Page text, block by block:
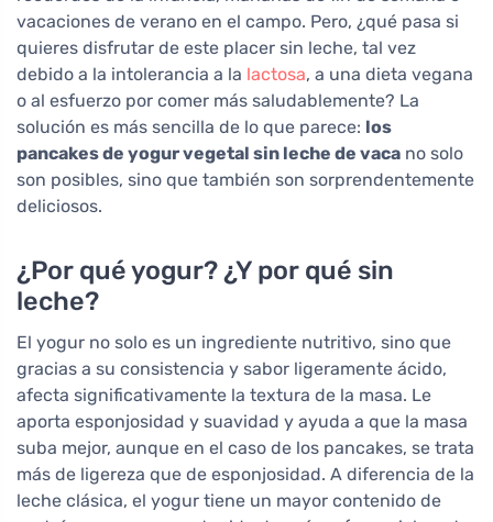
vacaciones de verano en el campo. Pero, ¿qué pasa si
quieres disfrutar de este placer sin leche, tal vez
debido a la intolerancia a la lactosa, a una dieta vegana
o al esfuerzo por comer más saludablemente? La
solución es más sencilla de lo que parece: los
pancakes de yogur vegetal sin leche de vaca no solo
son posibles, sino que también son sorprendentemente
deliciosos.
¿Por qué yogur? ¿Y por qué sin
leche?
El yogur no solo es un ingrediente nutritivo, sino que
gracias a su consistencia y sabor ligeramente ácido,
afecta significativamente la textura de la masa. Le
aporta esponjosidad y suavidad y ayuda a que la masa
suba mejor, aunque en el caso de los pancakes, se trata
más de ligereza que de esponjosidad. A diferencia de la
leche clásica, el yogur tiene un mayor contenido de